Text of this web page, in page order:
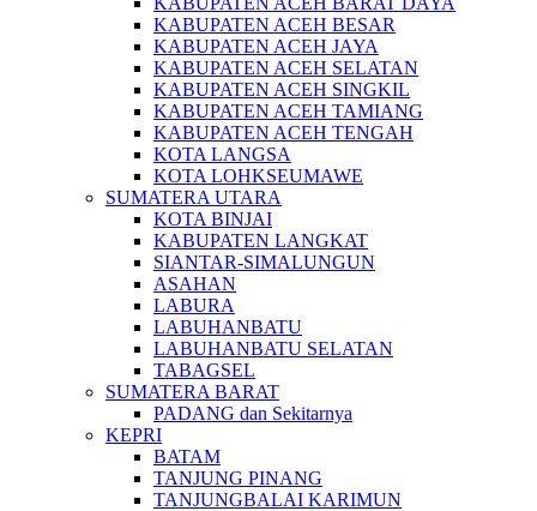
KABUPATEN ACEH BESAR
KABUPATEN ACEH JAYA
KABUPATEN ACEH SELATAN
KABUPATEN ACEH SINGKIL
KABUPATEN ACEH TAMIANG
KABUPATEN ACEH TENGAH
KOTA LANGSA
KOTA LOHKSEUMAWE
SUMATERA UTARA
KOTA BINJAI
KABUPATEN LANGKAT
SIANTAR-SIMALUNGUN
ASAHAN
LABURA
LABUHANBATU
LABUHANBATU SELATAN
TABAGSEL
SUMATERA BARAT
PADANG dan Sekitarnya
KEPRI
BATAM
TANJUNG PINANG
TANJUNGBALAI KARIMUN